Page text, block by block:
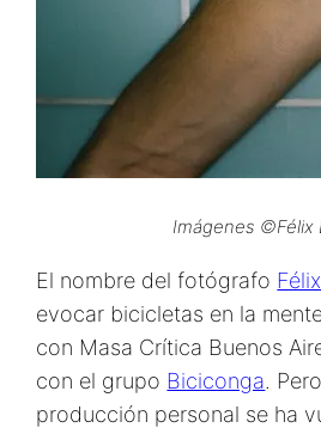
Imágenes ©Félix
El nombre del fotógrafo
evocar bicicletas en la
con Masa Crítica Buenos
con el grupo Biciconga.
producción personal se ha